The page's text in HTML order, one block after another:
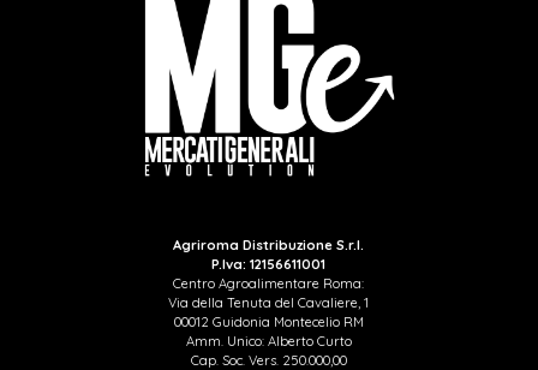
Agriroma Distribuzione S.r.l.
P.Iva: 12156611001
Centro Agroalimentare Roma:
Via della Tenuta del Cavaliere, 1
00012 Guidonia Montecelio RM
Amm. Unico: Alberto Curto
Cap. Soc. Vers. 250.000,00